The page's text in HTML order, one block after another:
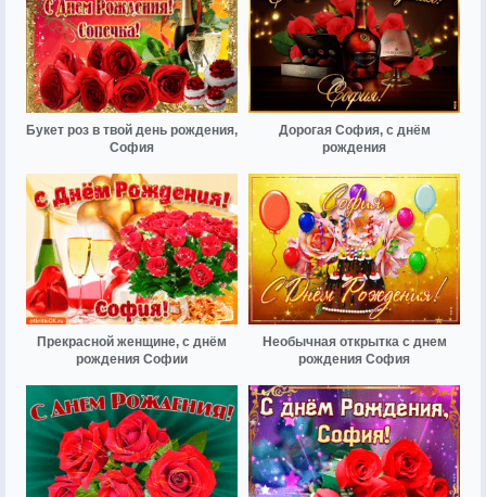
Букет роз в твой день рождения,
София
Дорогая София, с днём
рождения
Прекрасной женщине, с днём
рождения Софии
Необычная открытка с днем
рождения София